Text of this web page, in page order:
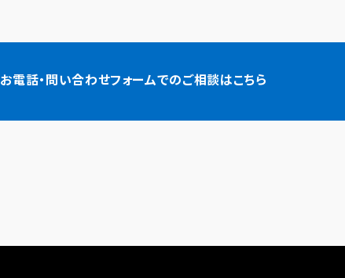
お電話・問い合わせフォームでのご相談はこちら